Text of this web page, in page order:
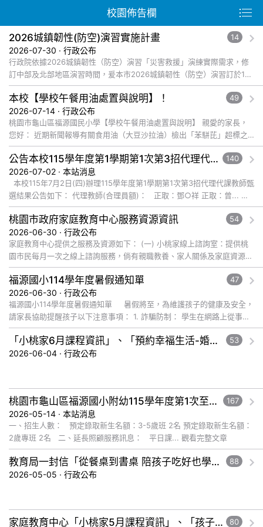
校園佈告欄
2026城鎮韌性(防空)演習實施計畫 14
2026-07-30 · 行政公布
行政院依據2026城鎮韌性（防空）演習「災害救援」演練實際需求，修
訂中部及北部地區演習時間，爰本市2026城鎮韌性（防空）演習訂於115
年8月13日(星期四)下午2時30分至3時止，實施30分鐘防情傳... 觀看完
整文章
本校【學校午餐用油處置與說明】！ 49
2026-07-14 · 行政公布
桃園市龜山區福源國民小學【學校午餐用油處置與說明】 親愛的家長，
您好： 近期新聞報導有關食用油（大豆沙拉油）檢出「苯駢芘」超標之
食安事件，本校已配合教育局與衛生局進行全面盤點與清查。 ... 觀看完
整文章
公告本校115學年度第1學期第1次第3招代理代課教師甄選結果 140
2026-07-02 · 本站消息
選結果公告如下： 代理教師(合理員額)： 正取：鄧○祥 正取：曾... 觀
看完整文章
桃園市政府家庭教育中心服務資源資訊 54
2026-06-30 · 行政公布
家庭教育中心提供之服務及資源如下： (一) 小桃家線上諮詢室：提供桃
園市民每月一次之線上諮詢服務，倘有親職教養、家人關係及家庭資源管
理議題，歡迎... 觀看完整文章
福源國小114學年度暑假通知單 47
2026-06-30 · 行政公布
福源國小114學年度暑假通知單 暑假將至，為維護孩子的健康及安全，
請家長協助提醒孩子以下注意事項： 1. 詐騙防制： 學生在網路上從事各
種活動務必提... 觀看完整文章
「小桃家6月課程資訊」、「預約幸福生活-婚前教育工作坊」、「幸福婚姻系列講座」、「2026開心Fun暑假，家庭好時光」 53
2026-06-04 · 行政公布
桃園市龜山區福源國小附幼115學年度第1次至第6次自行招生簡章 167
2026-05-14 · 本站消息
一、招生人數： 預定錄取新生名額：3-5歲班 2名 預定錄取新生名額：
2歲專班 2名 二、延長照顧服務訊息： 平日課... 觀看完整文章
教育局一封信「從餐桌到書桌 陪孩子吃好也學好」 88
2026-05-05 · 行政公布
家庭教育中心「小桃家5月課程資訊」、「孩子的人際必修課」、「數位時代的親職教養」 80